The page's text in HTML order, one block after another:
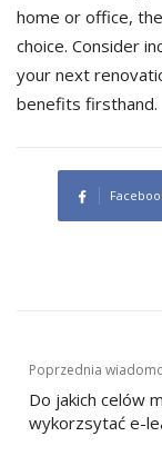
home or office,
choice. Consider
your next
benefits firsthand.
Nawigacja
wpisu
Poprzednia
Do jakich celów
wykorzsytać e-